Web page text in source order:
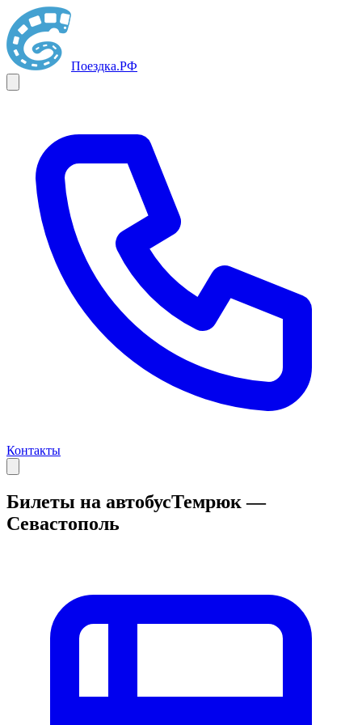
Поездка.РФ
Контакты
Билеты на автобусТемрюк —
Севастополь